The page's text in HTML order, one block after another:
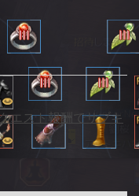
エスト報酬でサブキ